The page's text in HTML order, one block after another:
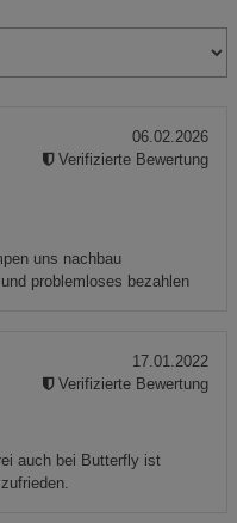
uns nachbau
problemloses bezahlen
06.02.2026
Verifizierte Bewertung
auch bei Butterfly ist
17.01.2022
Verifizierte Bewertung